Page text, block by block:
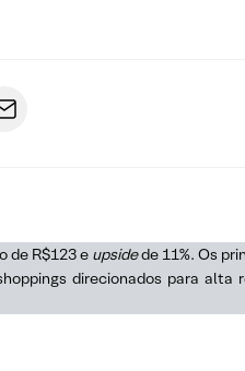
de R$123 e upsidede 11%. Os
direcionados para alta